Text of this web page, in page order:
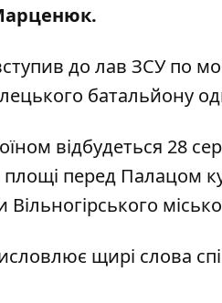
до лав ЗСУ по
батальйону
відбудеться 28
перед Палацом
щирі слова